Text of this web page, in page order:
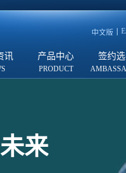
中文版
讯 产品中心 签约
来